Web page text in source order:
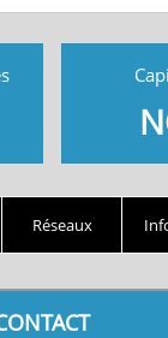
Réseaux